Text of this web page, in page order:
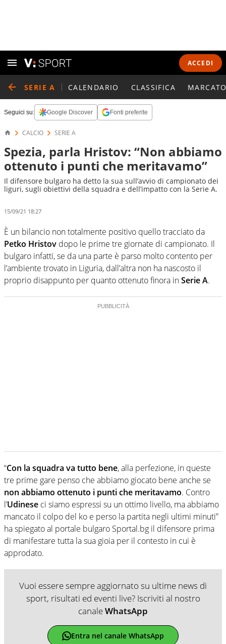
ACCEDI
SERIE A CALENDARIO CLASSIFICA
Seguici su: Google Discover Fonti preferite
CALCIO SERIE A
Spezia, parla Hristov: “Non abbiamo
ottenuto i punti che meritavamo”
Il difensore bulgaro ha detto la sua sull’avvio di campionato dei
liguri, sugli obiettivi della squadra e dell’impatto con la Serie A.
15/09/21 18:27
È un bilancio non totalmente positivo quello tracciato da
Petko Hristov dopo le prime tre giornate di campionato. Il
bulgaro infatti, se da una parte è parso molto contento per
l’ambiente trovato in Liguria, dall’altra non ha nascosto il
proprio disappunto per quanto ottenuto finora inSerie A.
“Con la squadra va tutto bene, alla perfezione, in queste
tre prime gare penso che abbiamo giocato bene anche se
non abbiamo ottenuto i punti che meritavamo. Contro
l’Udinese ci siamo espressi su un ottimo livello, ma abbiamo
mancato il colpo del ko e perso la partita negli ultimi minuti”
ha spiegato al portale bulgaro Sportal.bg il difensore prima
di manifestare tutta la sua gioia per il contesto in cui è
approdato.
Vuoi essere sempre aggiornato su ultime news di
sport, risultati ed eventi live? Iscriviti al nostro
canaleWhatsApp
Entra nel canale WhatsApp